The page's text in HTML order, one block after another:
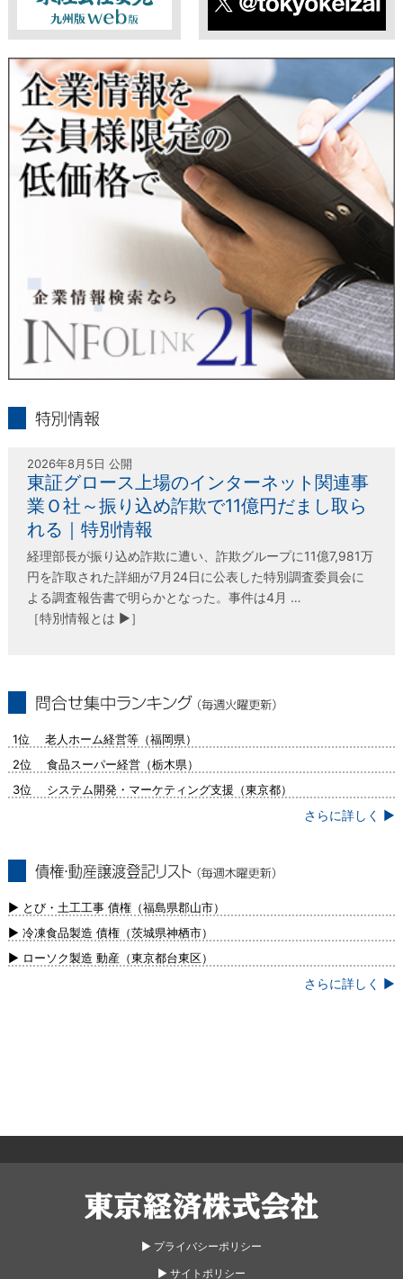
だけなかった場合は、上記利用目的を達成できない場合があり
ますのでご了承ください。
当社は、本人が自己の個人情報について、通知・開示・訂正・
追加・削除・利用停止・提供停止の希望がございましたら、本
人または代理人の請求応じて、個人データの通知・開示・訂
正・追加・削除・利用停止・提供停止の請求に応じます。
受付方法は、本人確認資料（運転免許証、パスポート何れかの
コピー）、「個人情報取扱申請書」「委任状」（代理人による
申請の場合のみ必要となります）を当社宛にお送り下さい。
＜個人情報保護に関するお問合せ・相談窓口＞
〒802-0004 北九州市小倉北区鍛冶町2丁目5-11（第一東経ビ
フリーダイヤル 0120-55-9986
受付時間 平日9：00～17：00
東経会社要覧web版 X
2026年8月5日 公開
東証グロース上場のインターネット関連事
業Ｏ社～振り込め詐欺で11億円だまし取ら
れる｜特別情報
経理部長が振り込め詐欺に遭い、詐欺グループに11億7,981万
円を詐取された詳細が7月24日に公表した特別調査委員会に
よる調査報告書で明らかとなった。事件は4月 …
［特別情報とは ▶］
1位 老人ホーム経営等（福岡県）
2位 食品スーパー経営（栃木県）
3位 システム開発・マーケティング支援（東京都）
さらに詳しく ▶
新）
▶ とび・土工工事 債権（福島県郡山市）
▶ 冷凍食品製造 債権（茨城県神栖市）
▶ ローソク製造 動産（東京都台東区）
さらに詳しく ▶
▶︎ プライバシーポリシー
▶︎ サイトポリシー